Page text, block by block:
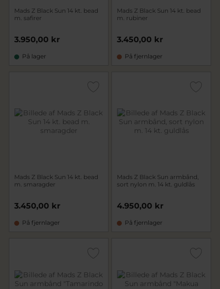
Mads Z Black Sun 14 kt. bead
m. safirer
3.950,00 kr
På lager
Mads Z Black Sun 14 kt. bead
m. rubiner
3.450,00 kr
På fjernlager
Mads Z Black Sun 14 kt. bead
m. smaragder
3.450,00 kr
På fjernlager
Mads Z Black Sun armbånd,
sort nylon m. 14 kt. guldlås
4.950,00 kr
På fjernlager